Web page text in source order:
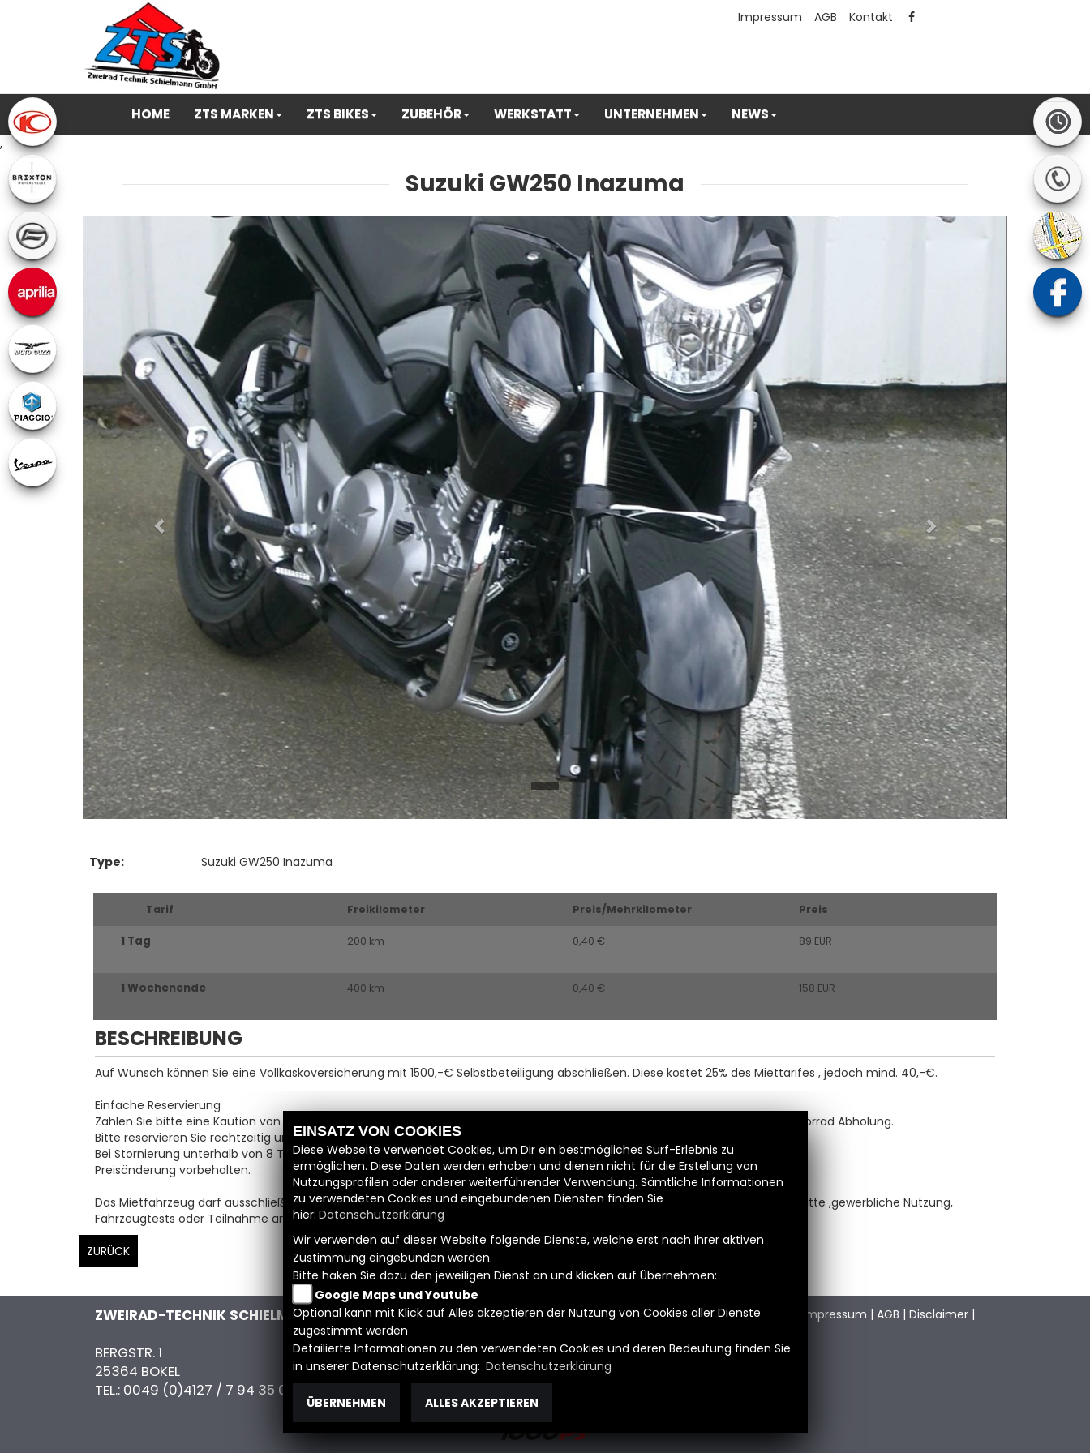
Impressum AGB Kontakt
HOME ZTS MARKEN ZTS BIKES ZUBEHÖR WERKSTATT UNTERNEHMEN NEWS
,
Suzuki GW250 Inazuma
Next
Type: Suzuki GW250 Inazuma
Tarif Freikilometer Preis/Mehrkilometer Preis
1 Tag 200 km 0,40 € 89 EUR
1 Wochenende 400 km 0,40 € 158 EUR
BESCHREIBUNG
Auf Wunsch können Sie eine Vollkaskoversicherung mit 1500,-€ Selbstbeteiligung abschließen. Diese kostet 25% des Miettarifes , jedoch mind. 40,-€.
Einfache Reservierung
Zahlen Sie bitte eine Kaution von 500,-€ in BAR. Den voraussichtlichen Mietpreis sowie die Kaution zahlen Sie bitte bei der Motorrad Abholung.
Bitte reservieren Sie rechtzeitig und leisten Sie eine Anzahlung von 100,-€.
Bei Stornierung unterhalb von 8 Tagen vor Fahrantritt verfällt die Anzahlung.
Preisänderung vorbehalten.
Das Mietfahrzeug darf ausschließlich von dem im Mietvertrag genannten Fahrer selbst geführt werden. Die Weitergabe an Dritte ,gewerbliche Nutzung,
Fahrzeugtests oder Teilnahme an Motorsport-Veranstaltungen sind nicht erlaubt.
ZURÜCK
ZWEIRAD-TECHNIK SCHIELMANN GMBH
BERGSTR. 1
25364 BOKEL
TEL.: 0049 (0)4127 / 7 94 35 08
Kontakt|Datenschutzbestimmungen Impressum | AGB | Disclaimer|
EINSATZ VON COOKIES
Diese Webseite verwendet Cookies, um Dir ein bestmögliches Surf-Erlebnis zu
ermöglichen. Diese Daten werden erhoben und dienen nicht für die Erstellung von
Nutzungsprofilen oder anderer weiterführender Verwendung. Sämtliche Informationen
zu verwendeten Cookies und eingebundenen Diensten finden Sie
hier: Datenschutzerklärung
Wir verwenden auf dieser Website folgende Dienste, welche erst nach Ihrer aktiven
Zustimmung eingebunden werden.
Bitte haken Sie dazu den jeweiligen Dienst an und klicken auf Übernehmen:
Google Maps und Youtube
Optional kann mit Klick auf Alles akzeptieren der Nutzung von Cookies aller Dienste
zugestimmt werden
Detailierte Informationen zu den verwendeten Cookies und deren Bedeutung finden Sie
in unserer Datenschutzerklärung: Datenschutzerklärung
ÜBERNEHMEN ALLES AKZEPTIEREN